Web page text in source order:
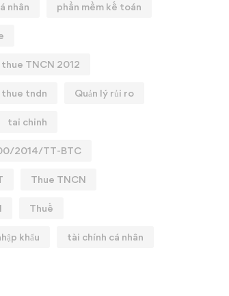
nhân phần mềm kế toán
TNCN 2012
tndn Quản lý rủi ro
tai chinh
2014/TT-BTC
Thue TNCN
Thuế
khẩu tài chính cá nhân